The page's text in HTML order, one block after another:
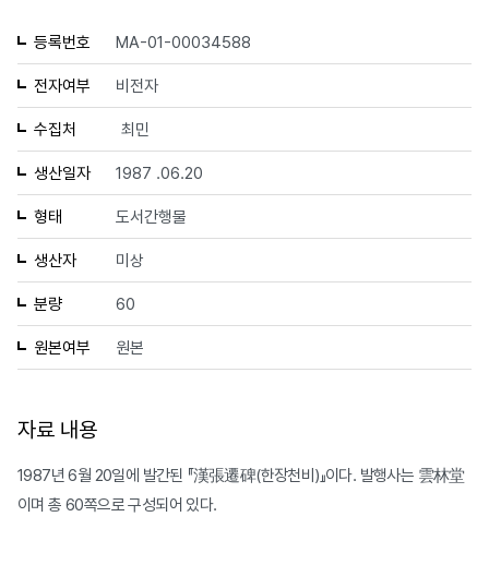
등록번호 MA-01-00034588
전자여부 비전자
수집처 최민
생산일자 1987 .06.20
형태 도서간행물
생산자 미상
분량 60
원본여부 원본
자료 내용
1987년 6월 20일에 발간된 『漢張遷碑(한장천비)』이다. 발행사는 雲林堂
이며 총 60쪽으로 구성되어 있다.